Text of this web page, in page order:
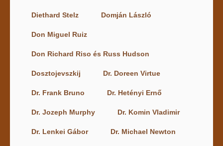
Diethard Stelz Domján László
Don Miguel Ruiz
Don Richard Riso és Russ Hudson
Dosztojevszkij Dr. Doreen Virtue
Dr. Frank Bruno Dr. Hetényi Ernő
Dr. Jozeph Murphy Dr. Komin Vladimir
Dr. Lenkei Gábor Dr. Michael Newton